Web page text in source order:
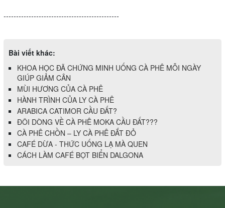
----------------------------------------------
Bài viết khác:
KHOA HỌC ĐÃ CHỨNG MINH UỐNG CÀ PHÊ MỖI NGÀY
GIÚP GIẢM CÂN
MÙI HƯƠNG CỦA CÀ PHÊ
HÀNH TRÌNH CỦA LY CÀ PHÊ
ARABICA CATIMOR CẦU ĐẤT?
ĐÔI DÒNG VỀ CÀ PHÊ MOKA CẦU ĐẤT???
CÀ PHÊ CHỒN – LY CÀ PHÊ ĐẮT ĐỎ
CAFÉ DỪA - THỨC UỐNG LẠ MÀ QUEN
CÁCH LÀM CAFÉ BỌT BIỂN DALGONA